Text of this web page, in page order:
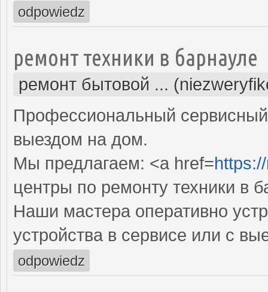
odpowiedz
ремонт техники в барнауле
ремонт бытовой ...
Профессиональный
выездом на дом.
Мы предлагаем: <a href=
центры по ремонту техники в
Наши мастера оперативно
устройства в сервисе или с
odpowiedz